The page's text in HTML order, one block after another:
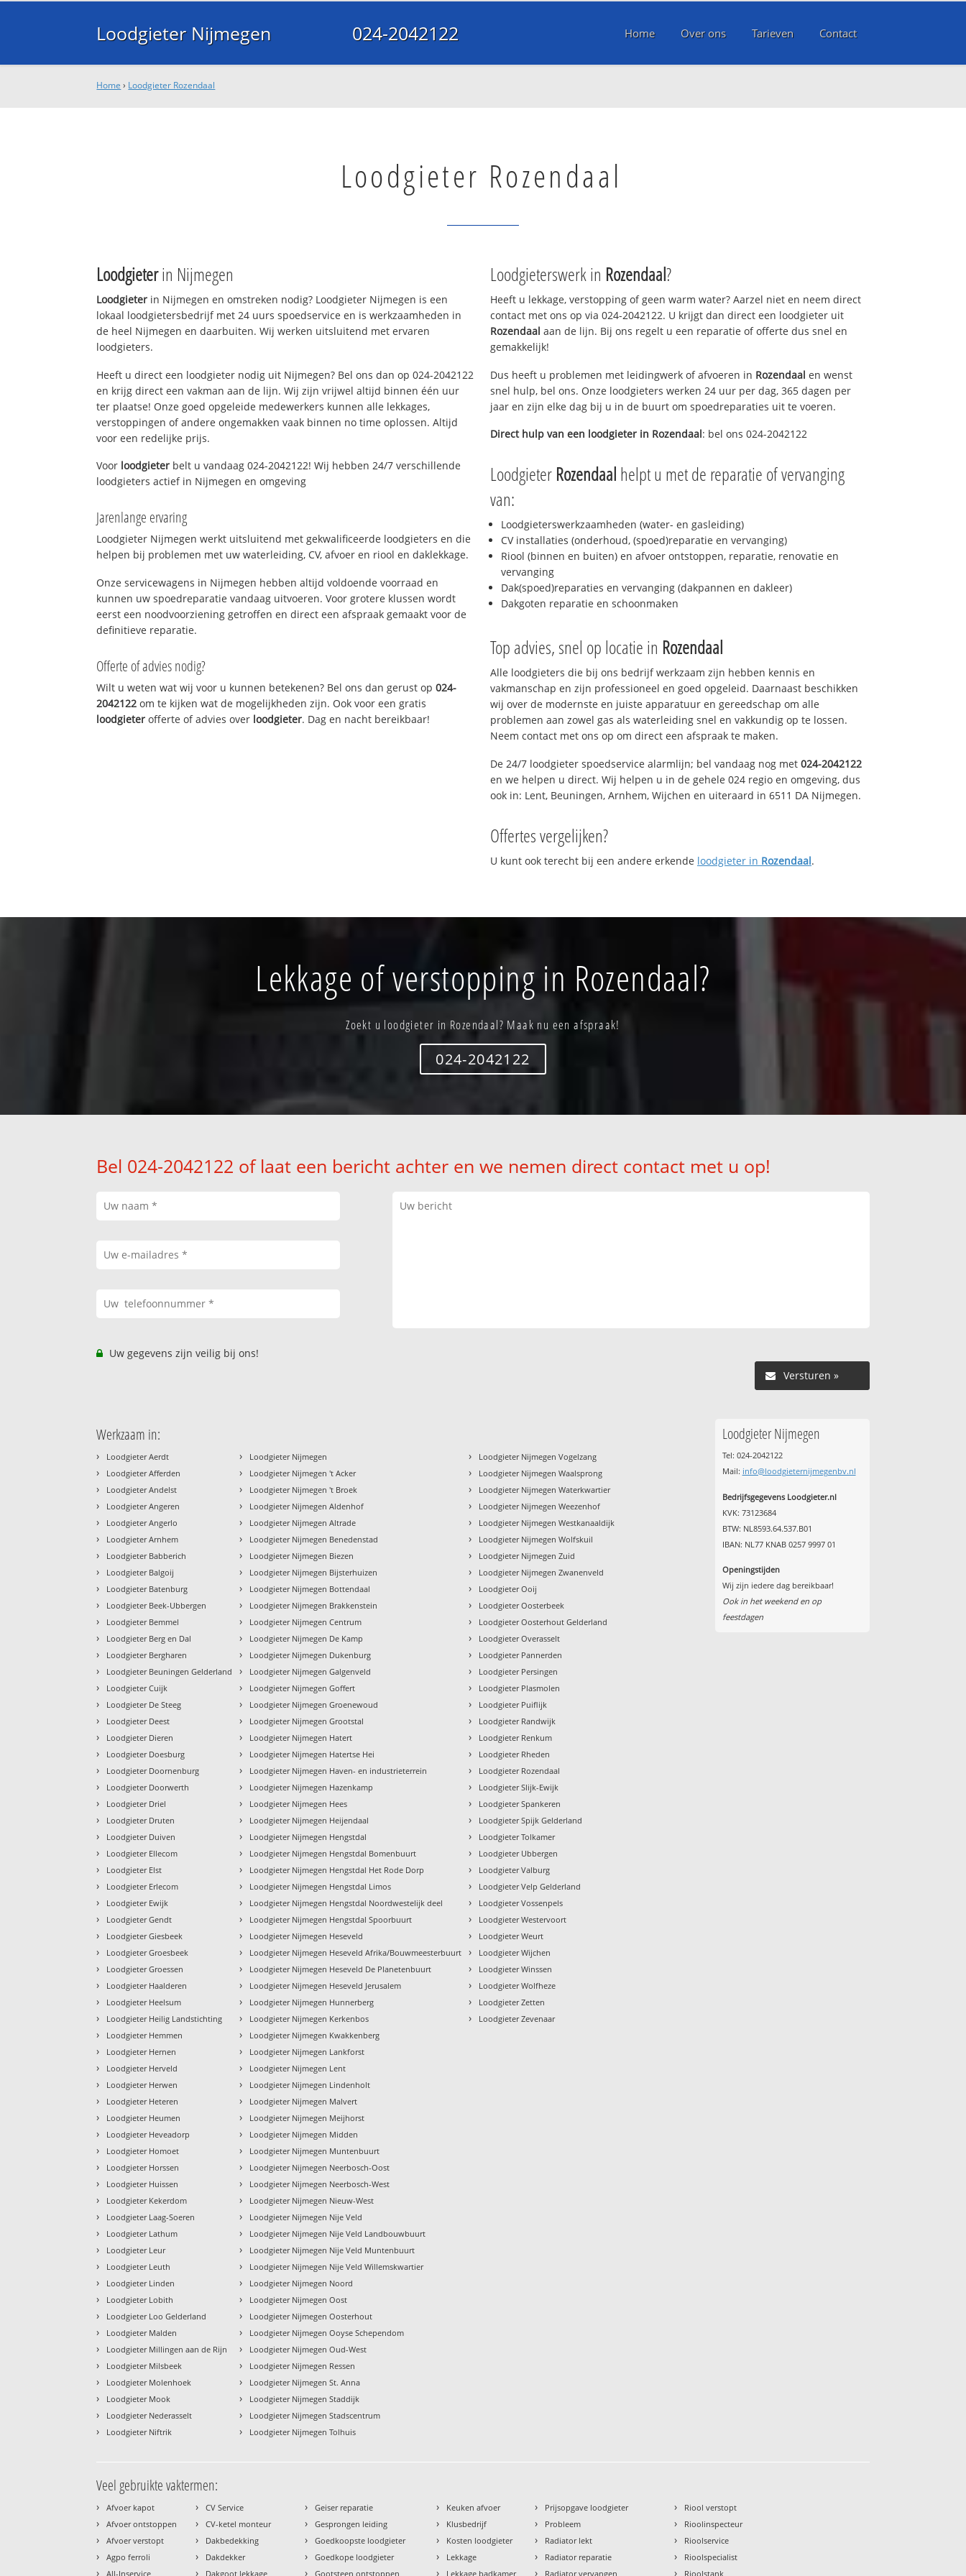
Loodgieter Nijmegen 024-2042122 Home Over ons Tarieven Contact
Home › Loodgieter Rozendaal
Loodgieter Rozendaal
Loodgieterin Nijmegen
Loodgieter in Nijmegen en omstreken nodig? Loodgieter Nijmegen is een
lokaal loodgietersbedrijf met 24 uurs spoedservice en is werkzaamheden in
de heel Nijmegen en daarbuiten. Wij werken uitsluitend met ervaren
loodgieters.
Heeft u direct een loodgieter nodig uit Nijmegen? Bel ons dan op 024-2042122
en krijg direct een vakman aan de lijn. Wij zijn vrijwel altijd binnen één uur
ter plaatse! Onze goed opgeleide medewerkers kunnen alle lekkages,
verstoppingen of andere ongemakken vaak binnen no time oplossen. Altijd
voor een redelijke prijs.
Voor loodgieter belt u vandaag 024-2042122! Wij hebben 24/7 verschillende
loodgieters actief in Nijmegen en omgeving
Jarenlange ervaring
Loodgieter Nijmegen werkt uitsluitend met gekwalificeerde loodgieters en die
helpen bij problemen met uw waterleiding, CV, afvoer en riool en daklekkage.
Onze servicewagens in Nijmegen hebben altijd voldoende voorraad en
kunnen uw spoedreparatie vandaag uitvoeren. Voor grotere klussen wordt
eerst een noodvoorziening getroffen en direct een afspraak gemaakt voor de
definitieve reparatie.
Offerte of advies nodig?
Wilt u weten wat wij voor u kunnen betekenen? Bel ons dan gerust op024-
2042122 om te kijken wat de mogelijkheden zijn. Ook voor een gratis
loodgieter offerte of advies over loodgieter. Dag en nacht bereikbaar!
Loodgieterswerk in Rozendaal?
Heeft u lekkage, verstopping of geen warm water? Aarzel niet en neem direct
contact met ons op via 024-2042122. U krijgt dan direct een loodgieter uit
Rozendaal aan de lijn. Bij ons regelt u een reparatie of offerte dus snel en
gemakkelijk!
Dus heeft u problemen met leidingwerk of afvoeren in Rozendaal en wenst
snel hulp, bel ons. Onze loodgieters werken 24 uur per dag, 365 dagen per
jaar en zijn elke dag bij u in de buurt om spoedreparaties uit te voeren.
Direct hulp van een loodgieter in Rozendaal: bel ons 024-2042122
Loodgieter Rozendaal helpt u met de reparatie of vervanging
van:
Loodgieterswerkzaamheden (water- en gasleiding)
CV installaties (onderhoud, (spoed)reparatie en vervanging)
Riool (binnen en buiten) en afvoer ontstoppen, reparatie, renovatie en
vervanging
Dak(spoed)reparaties en vervanging (dakpannen en dakleer)
Dakgoten reparatie en schoonmaken
Top advies, snel op locatie in Rozendaal
Alle loodgieters die bij ons bedrijf werkzaam zijn hebben kennis en
vakmanschap en zijn professioneel en goed opgeleid. Daarnaast beschikken
wij over de modernste en juiste apparatuur en gereedschap om alle
problemen aan zowel gas als waterleiding snel en vakkundig op te lossen.
Neem contact met ons op om direct een afspraak te maken.
De 24/7 loodgieter spoedservice alarmlijn; bel vandaag nog met 024-2042122
en we helpen u direct. Wij helpen u in de gehele 024 regio en omgeving, dus
ook in: Lent, Beuningen, Arnhem, Wijchen en uiteraard in 6511 DA Nijmegen.
Offertes vergelijken?
U kunt ook terecht bij een andere erkende loodgieter in Rozendaal.
Lekkage of verstopping in Rozendaal?
Zoekt u loodgieter in Rozendaal? Maak nu een afspraak!
024-2042122
Bel 024-2042122 of laat een bericht achter en we nemen direct contact met u op!
Uw gegevens zijn veilig bij ons!
Versturen »
Werkzaam in:
› Loodgieter Aerdt
› Loodgieter Afferden
› Loodgieter Andelst
› Loodgieter Angeren
› Loodgieter Angerlo
› Loodgieter Arnhem
› Loodgieter Babberich
› Loodgieter Balgoij
› Loodgieter Batenburg
› Loodgieter Beek-Ubbergen
› Loodgieter Bemmel
› Loodgieter Berg en Dal
› Loodgieter Bergharen
› Loodgieter Beuningen Gelderland
› Loodgieter Cuijk
› Loodgieter De Steeg
› Loodgieter Deest
› Loodgieter Dieren
› Loodgieter Doesburg
› Loodgieter Doornenburg
› Loodgieter Doorwerth
› Loodgieter Driel
› Loodgieter Druten
› Loodgieter Duiven
› Loodgieter Ellecom
› Loodgieter Elst
› Loodgieter Erlecom
› Loodgieter Ewijk
› Loodgieter Gendt
› Loodgieter Giesbeek
› Loodgieter Groesbeek
› Loodgieter Groessen
› Loodgieter Haalderen
› Loodgieter Heelsum
› Loodgieter Heilig Landstichting
› Loodgieter Hemmen
› Loodgieter Hernen
› Loodgieter Herveld
› Loodgieter Herwen
› Loodgieter Heteren
› Loodgieter Heumen
› Loodgieter Heveadorp
› Loodgieter Homoet
› Loodgieter Horssen
› Loodgieter Huissen
› Loodgieter Kekerdom
› Loodgieter Laag-Soeren
› Loodgieter Lathum
› Loodgieter Leur
› Loodgieter Leuth
› Loodgieter Linden
› Loodgieter Lobith
› Loodgieter Loo Gelderland
› Loodgieter Malden
› Loodgieter Millingen aan de Rijn
› Loodgieter Milsbeek
› Loodgieter Molenhoek
› Loodgieter Mook
› Loodgieter Nederasselt
› Loodgieter Niftrik
› Loodgieter Nijmegen
› Loodgieter Nijmegen 't Acker
› Loodgieter Nijmegen 't Broek
› Loodgieter Nijmegen Aldenhof
› Loodgieter Nijmegen Altrade
› Loodgieter Nijmegen Benedenstad
› Loodgieter Nijmegen Biezen
› Loodgieter Nijmegen Bijsterhuizen
› Loodgieter Nijmegen Bottendaal
› Loodgieter Nijmegen Brakkenstein
› Loodgieter Nijmegen Centrum
› Loodgieter Nijmegen De Kamp
› Loodgieter Nijmegen Dukenburg
› Loodgieter Nijmegen Galgenveld
› Loodgieter Nijmegen Goffert
› Loodgieter Nijmegen Groenewoud
› Loodgieter Nijmegen Grootstal
› Loodgieter Nijmegen Hatert
› Loodgieter Nijmegen Hatertse Hei
› Loodgieter Nijmegen Haven- en industrieterrein
› Loodgieter Nijmegen Hazenkamp
› Loodgieter Nijmegen Hees
› Loodgieter Nijmegen Heijendaal
› Loodgieter Nijmegen Hengstdal
› Loodgieter Nijmegen Hengstdal Bomenbuurt
› Loodgieter Nijmegen Hengstdal Het Rode Dorp
› Loodgieter Nijmegen Hengstdal Limos
› Loodgieter Nijmegen Hengstdal Noordwestelijk deel
› Loodgieter Nijmegen Hengstdal Spoorbuurt
› Loodgieter Nijmegen Heseveld
› Loodgieter Nijmegen Heseveld Afrika/Bouwmeesterbuurt
› Loodgieter Nijmegen Heseveld De Planetenbuurt
› Loodgieter Nijmegen Heseveld Jerusalem
› Loodgieter Nijmegen Hunnerberg
› Loodgieter Nijmegen Kerkenbos
› Loodgieter Nijmegen Kwakkenberg
› Loodgieter Nijmegen Lankforst
› Loodgieter Nijmegen Lent
› Loodgieter Nijmegen Lindenholt
› Loodgieter Nijmegen Malvert
› Loodgieter Nijmegen Meijhorst
› Loodgieter Nijmegen Midden
› Loodgieter Nijmegen Muntenbuurt
› Loodgieter Nijmegen Neerbosch-Oost
› Loodgieter Nijmegen Neerbosch-West
› Loodgieter Nijmegen Nieuw-West
› Loodgieter Nijmegen Nije Veld
› Loodgieter Nijmegen Nije Veld Landbouwbuurt
› Loodgieter Nijmegen Nije Veld Muntenbuurt
› Loodgieter Nijmegen Nije Veld Willemskwartier
› Loodgieter Nijmegen Noord
› Loodgieter Nijmegen Oost
› Loodgieter Nijmegen Oosterhout
› Loodgieter Nijmegen Ooyse Schependom
› Loodgieter Nijmegen Oud-West
› Loodgieter Nijmegen Ressen
› Loodgieter Nijmegen St. Anna
› Loodgieter Nijmegen Staddijk
› Loodgieter Nijmegen Stadscentrum
› Loodgieter Nijmegen Tolhuis
› Loodgieter Nijmegen Vogelzang
› Loodgieter Nijmegen Waalsprong
› Loodgieter Nijmegen Waterkwartier
› Loodgieter Nijmegen Weezenhof
› Loodgieter Nijmegen Westkanaaldijk
› Loodgieter Nijmegen Wolfskuil
› Loodgieter Nijmegen Zuid
› Loodgieter Nijmegen Zwanenveld
› Loodgieter Ooij
› Loodgieter Oosterbeek
› Loodgieter Oosterhout Gelderland
› Loodgieter Overasselt
› Loodgieter Pannerden
› Loodgieter Persingen
› Loodgieter Plasmolen
› Loodgieter Puiflijk
› Loodgieter Randwijk
› Loodgieter Renkum
› Loodgieter Rheden
› Loodgieter Rozendaal
› Loodgieter Slijk-Ewijk
› Loodgieter Spankeren
› Loodgieter Spijk Gelderland
› Loodgieter Tolkamer
› Loodgieter Ubbergen
› Loodgieter Valburg
› Loodgieter Velp Gelderland
› Loodgieter Vossenpels
› Loodgieter Westervoort
› Loodgieter Weurt
› Loodgieter Wijchen
› Loodgieter Winssen
› Loodgieter Wolfheze
› Loodgieter Zetten
› Loodgieter Zevenaar
Loodgieter Nijmegen
Tel: 024-2042122
Mail: info@loodgieternijmegenbv.nl
Bedrijfsgegevens Loodgieter.nl
KVK: 73123684
BTW: NL8593.64.537.B01
IBAN: NL77 KNAB 0257 9997 01
Openingstijden
Wij zijn iedere dag bereikbaar!
Ook in het weekend en op
feestdagen
Veel gebruikte vaktermen:
› Afvoer kapot
› Afvoer ontstoppen
› Afvoer verstopt
› Agpo ferroli
› All-Inservice
› CV Service
› CV-ketel monteur
› Dakbedekking
› Dakdekker
› Dakgoot lekkage
› Geiser reparatie
› Gesprongen leiding
› Goedkoopste loodgieter
› Goedkope loodgieter
› Gootsteen ontstoppen
› Keuken afvoer
› Klusbedrijf
› Kosten loodgieter
› Lekkage
› Lekkage badkamer
› Prijsopgave loodgieter
› Probleem
› Radiator lekt
› Radiator reparatie
› Radiator vervangen
› Riool verstopt
› Rioolinspecteur
› Rioolservice
› Rioolspecialist
› Rioolstank